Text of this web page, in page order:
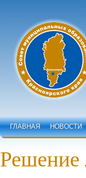
ГЛАВНАЯ НОВОСТИ
Решение